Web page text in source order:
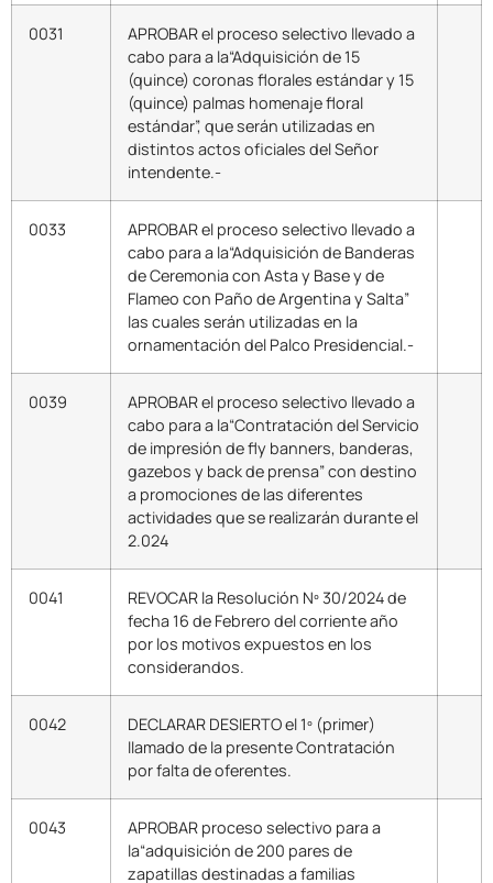
0031
APROBAR el proceso selectivo llevado a
cabo para a la“Adquisición de 15
(quince) coronas florales estándar y 15
(quince) palmas homenaje floral
estándar”, que serán utilizadas en
distintos actos oficiales del Señor
intendente.-
0033
APROBAR el proceso selectivo llevado a
cabo para a la“Adquisición de Banderas
de Ceremonia con Asta y Base y de
Flameo con Paño de Argentina y Salta”
las cuales serán utilizadas en la
ornamentación del Palco Presidencial.-
0039
APROBAR el proceso selectivo llevado a
cabo para a la“Contratación del Servicio
de impresión de fly banners, banderas,
gazebos y back de prensa” con destino
a promociones de las diferentes
actividades que se realizarán durante el
2.024
0041
REVOCAR la Resolución Nº 30/2024 de
fecha 16 de Febrero del corriente año
por los motivos expuestos en los
considerandos.
0042
DECLARAR DESIERTO el 1º (primer)
llamado de la presente Contratación
por falta de oferentes.
0043
APROBAR proceso selectivo para a
la“adquisición de 200 pares de
zapatillas destinadas a familias